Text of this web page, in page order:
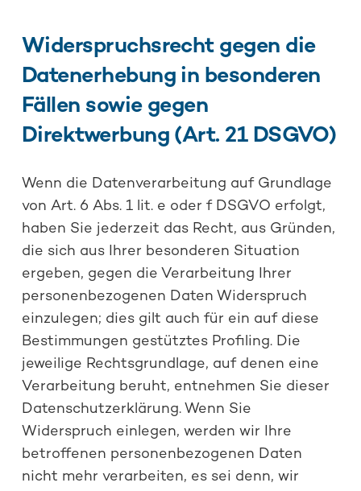
Widerspruchsrecht gegen die
Datenerhebung in besonderen
Fällen sowie gegen
Direktwerbung (Art. 21 DSGVO)
Wenn die Datenverarbeitung auf Grundlage
von Art. 6 Abs. 1 lit. e oder f DSGVO erfolgt,
haben Sie jederzeit das Recht, aus Gründen,
die sich aus Ihrer besonderen Situation
ergeben, gegen die Verarbeitung Ihrer
personenbezogenen Daten Widerspruch
einzulegen; dies gilt auch für ein auf diese
Bestimmungen gestütztes Profiling. Die
jeweilige Rechtsgrundlage, auf denen eine
Verarbeitung beruht, entnehmen Sie dieser
Datenschutzerklärung. Wenn Sie
Widerspruch einlegen, werden wir Ihre
betroffenen personenbezogenen Daten
nicht mehr verarbeiten, es sei denn, wir